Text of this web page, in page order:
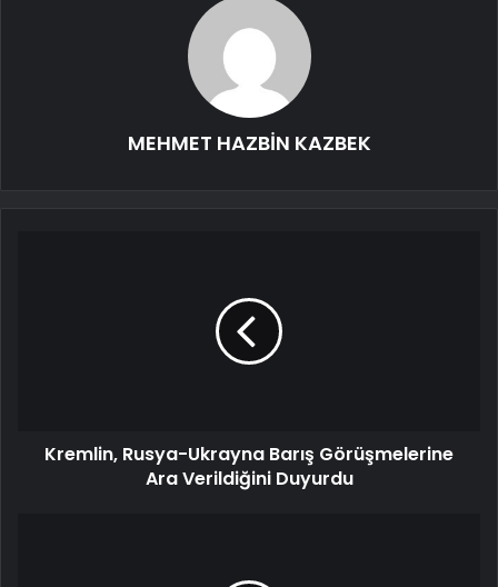
MEHMET HAZBİN KAZBEK
Kremlin, Rusya-Ukrayna Barış Görüşmelerine
Ara Verildiğini Duyurdu